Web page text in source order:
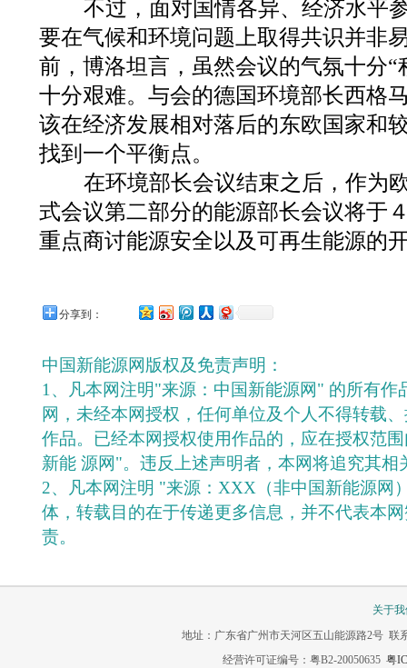
不过，面对国情各异、经济水平
要在气候和环境问题上取得共识并非
前，博洛坦言，虽然会议的气氛十分
十分艰难。与会的德国环境部长西格
该在经济发展相对落后的东欧国家和
找到一个平衡点。
在环境部长会议结束之后，作为
式会议第二部分的能源部长会议将于
重点商讨能源安全以及可再生能源的
分享到：
中国新能源网版权及免责声明：
1、凡本网注明"来源：中国新能源网" 的所有作
网，未经本网授权，任何单位及个人不得转载
作品。已经本网授权使用作品的，应在授权范
新能 源网"。违反上述声明者，本网将追究其相
2、凡本网注明 "来源：XXX（非中国新能源网
体，转载目的在于传递更多信息，并不代表本
责。
关于
地址：广东省广州市天河区五山能源路2号 联
经营许可证编号：粤B2-20050635 粤